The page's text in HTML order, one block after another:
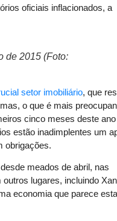
oficiais inflacionados, a
de 2015 (Foto:
setor imobiliário, que
o que é mais
cinco meses deste
estão inadimplentes um
obrigações.
meados de abril, nas
lugares, incluindo
economia que parece